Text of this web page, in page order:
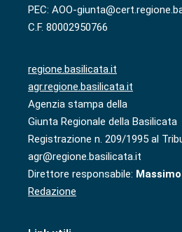
PEC: AOO-
C.F. 80002950766
regione.basilicata.it
agr.regione.basilicata.it
Agenzia stampa della
Giunta Regionale della Basilicata
Registrazione n. 209/1995 al
agr@regione.basilicata.it
Direttore responsabile:
Redazione